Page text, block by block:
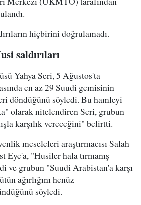
hiçbirini doğrulamadı.
saldırıları
Yahya Seri, 5 Ağustos'ta
en az 29 Suudi gemisinin
döndüğünü söyledi. Bu hamleyi
olarak nitelendiren Seri, grubun
karşılık vereceğini" belirtti.
meseleleri araştırmacısı Salah
Eye'a, "Husiler hala tırmanış
ve grubun "Suudi Arabistan'a karşı
ağırlığını henüz
söyledi.